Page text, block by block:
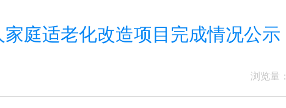
庭适老化改造项目完成情况公示
浏览量：